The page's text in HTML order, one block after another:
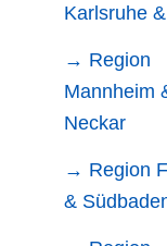
Karlsruhe
→ Region
Mannheim
Neckar
→ Region
&